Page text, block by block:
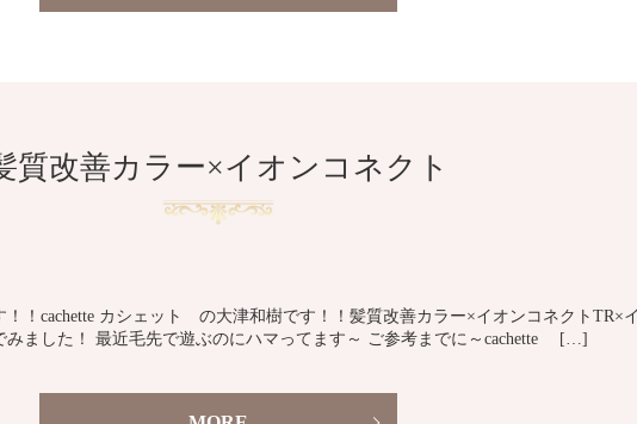
質改善カラー×イオンコネクト
！！cachette カシェット の大津和樹です！！髪質改善カラー×イオンコネクトTR×
みました！ 最近毛先で遊ぶのにハマってます～ ご参考までに～cachette […]